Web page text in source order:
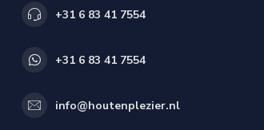
+31 6 83 41 7554
+31 6 83 41 7554
info@houtenplezier.nl